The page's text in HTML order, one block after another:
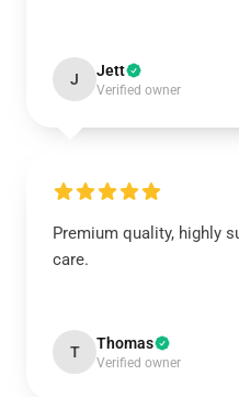
J Jett
Verified owner
Premium quality, highly
care.
T Thomas
Verified owner